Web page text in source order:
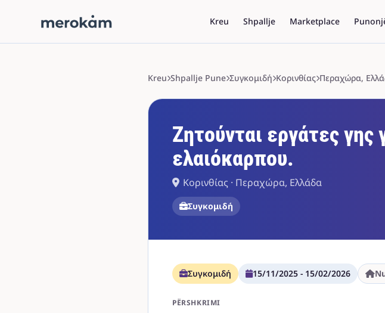
Kreu Shpallje Marketplace
Kreu Shpallje Pune Συγκομιδή Κορινθίας Περαχώρα,
Ζητούνται εργάτες γης
ελαιόκαρπου.
Κορινθίας · Περαχώρα, Ελλάδα
Συγκομιδή
Συγκομιδή 15/11/2025 - 15/02/2026
PËRSHKRIMI